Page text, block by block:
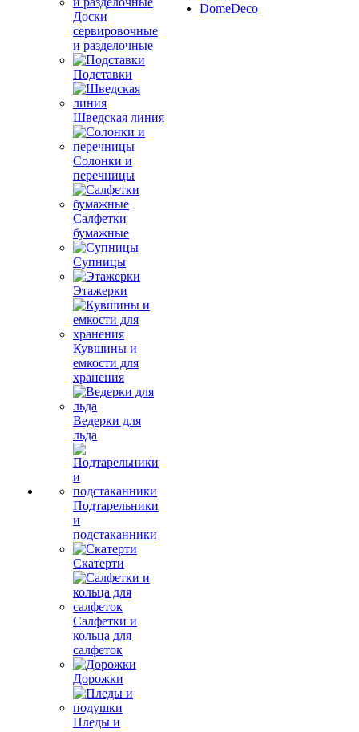
Доски
сервировочные
и разделочные
Подставки
Шведская линия
Солонки и
перечницы
Салфетки
бумажные
Супницы
Этажерки
Кувшины и
емкости для
хранения
Ведерки для
льда
Подтарельники
и
подстаканники
Скатерти
Салфетки и
кольца для
салфеток
Дорожки
Пледы и
DomeDeco